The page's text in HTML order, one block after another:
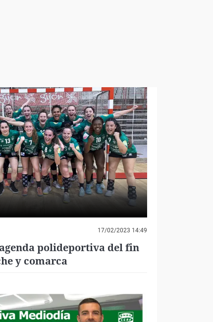
17/02/2023 14:49
polideportiva del fin
y comarca